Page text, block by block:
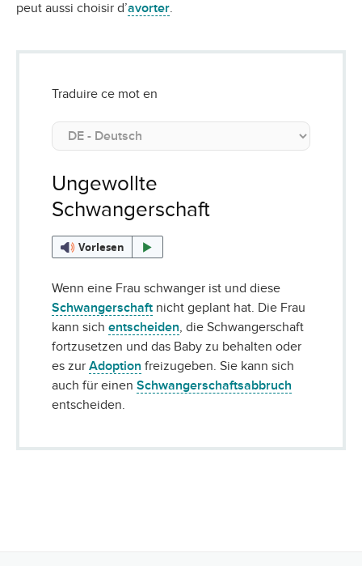
peut aussi choisir d’avorter.
Traduire ce mot en
Ungewollte
Schwangerschaft
Vorlesen
Wenn eine Frau schwanger ist und diese
Schwangerschaft nicht geplant hat. Die Frau
kann sich entscheiden, die Schwangerschaft
fortzusetzen und das Baby zu behalten oder
es zur Adoption freizugeben. Sie kann sich
auch für einen Schwangerschaftsabbruch
entscheiden.